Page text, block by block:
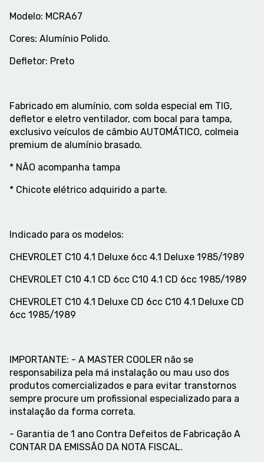
Modelo: MCRA67
Cores: Alumínio Polido.
Defletor: Preto
Fabricado em alumínio, com solda especial em TIG,
defletor e eletro ventilador, com bocal para tampa,
exclusivo veículos de câmbio AUTOMÁTICO, colmeia
premium de alumínio brasado.
* NÃO acompanha tampa
* Chicote elétrico adquirido a parte.
Indicado para os modelos:
CHEVROLET C10 4.1 Deluxe 6cc 4.1 Deluxe 1985/1989
CHEVROLET C10 4.1 CD 6cc C10 4.1 CD 6cc 1985/1989
CHEVROLET C10 4.1 Deluxe CD 6cc C10 4.1 Deluxe CD
6cc 1985/1989
IMPORTANTE: - A MASTER COOLER não se
responsabiliza pela má instalação ou mau uso dos
produtos comercializados e para evitar transtornos
sempre procure um profissional especializado para a
instalação da forma correta.
- Garantia de 1 ano Contra Defeitos de Fabricação A
CONTAR DA EMISSÃO DA NOTA FISCAL.